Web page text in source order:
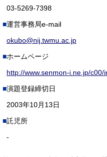
03-5269-7398
運営事務局e-mail
okubo@nij.twmu.ac.jp
ホームページ
http://www.senmon-i.ne.jp/c00/
演題登録締切日
2003年10月13日
託児所
-